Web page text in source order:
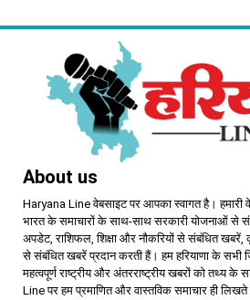
About us
Haryana Line वेबसाइट पर आपका स्वागत है। हमारी
भारत के समाचारों के साथ-साथ सरकारी योजनाओं से
अपडेट, राशिफल, शिक्षा और नौकरियों से संबंधित
से संबंधित खबरें प्रदान करती हैं। हम हरियाणा के सभी
महत्वपूर्ण राष्ट्रीय और अंतरराष्ट्रीय खबरों को तथ्य
Line पर हम प्रमाणित और वास्तविक समाचार ही